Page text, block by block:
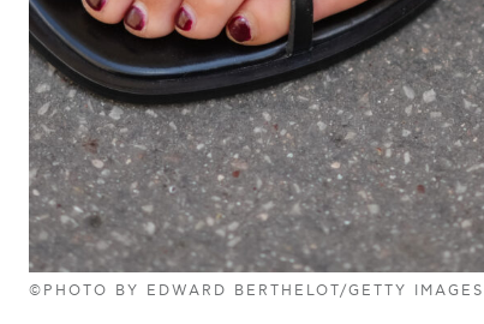
©PHOTO BY EDWARD BERTHELOT/GETTY IMAGES